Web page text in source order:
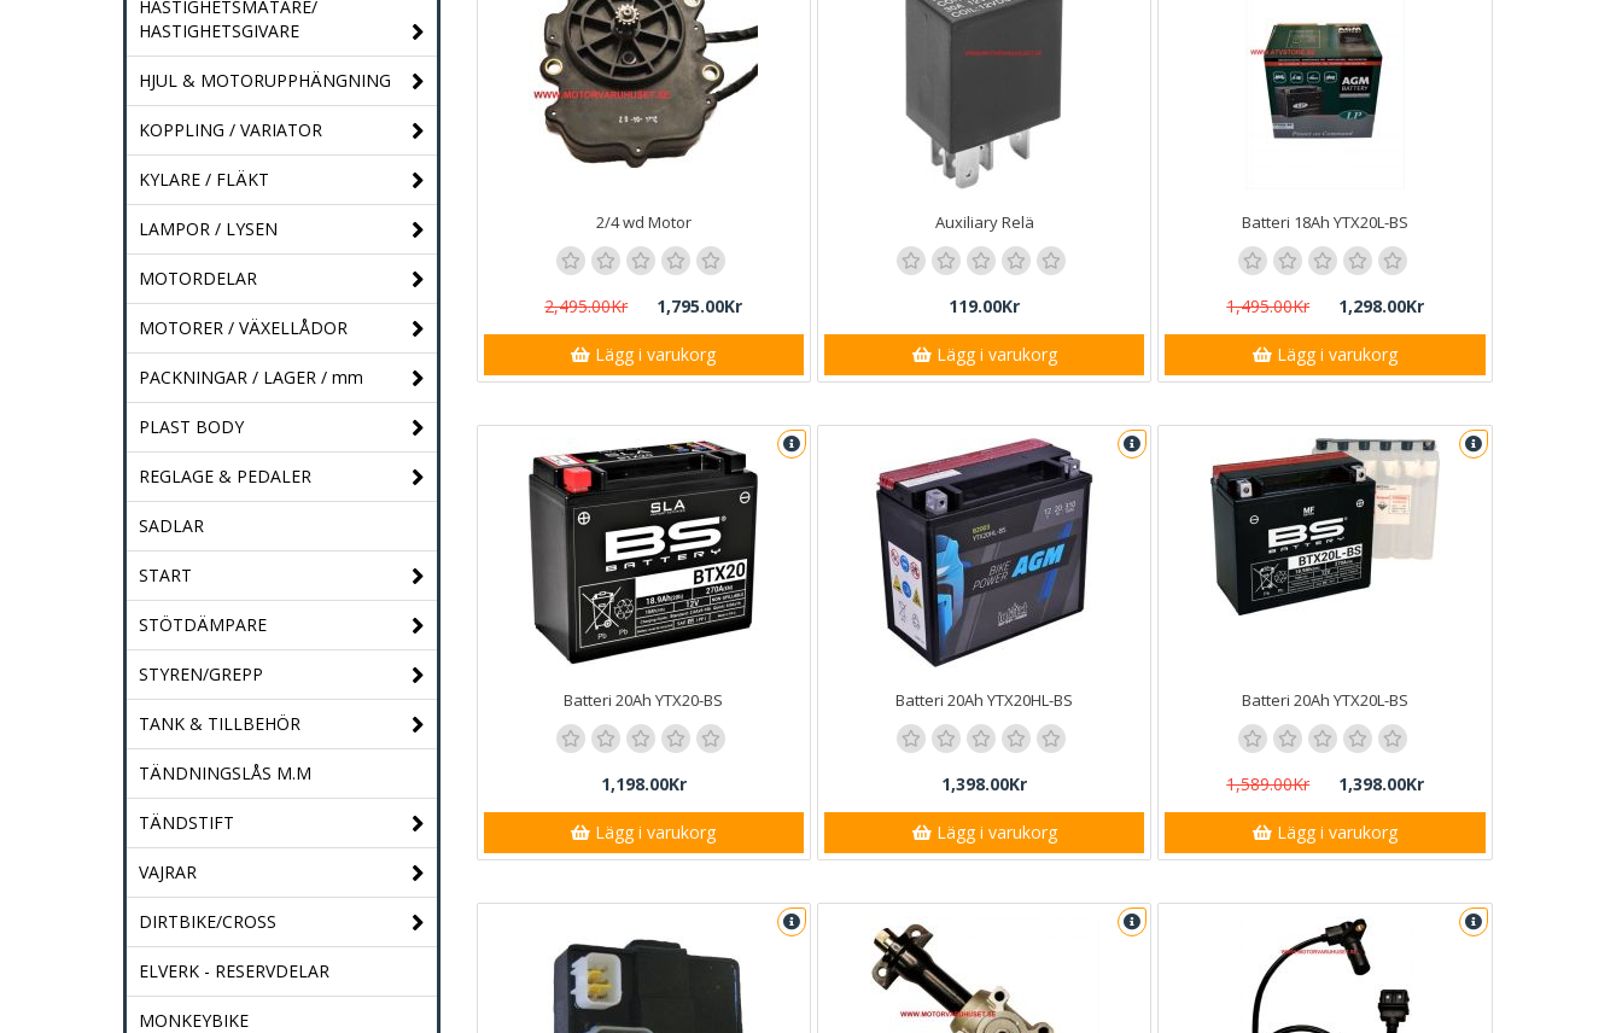
HASTIGHETSMÄTARE/
HASTIGHETSGIVARE
HJUL & MOTORUPPHÄNGNING
KOPPLING / VARIATOR
KYLARE / FLÄKT
LAMPOR / LYSEN
MOTORDELAR
MOTORER / VÄXELLÅDOR
PACKNINGAR / LAGER / mm
PLAST BODY
REGLAGE & PEDALER
SADLAR
START
STÖTDÄMPARE
STYREN/GREPP
TANK & TILLBEHÖR
TÄNDNINGSLÅS M.M
TÄNDSTIFT
VAJRAR
DIRTBIKE/CROSS
ELVERK - RESERVDELAR
MONKEYBIKE
2/4 wd Motor
2,495.00Kr 1,795.00Kr
Lägg i varukorg
Auxiliary Relä
119.00Kr
Lägg i varukorg
Batteri 18Ah YTX20L-BS
1,495.00Kr 1,298.00Kr
Lägg i varukorg
Batteri 20Ah YTX20-BS
1,198.00Kr
Lägg i varukorg
Batteri 20Ah YTX20HL-BS
1,398.00Kr
Lägg i varukorg
Batteri 20Ah YTX20L-BS
1,589.00Kr 1,398.00Kr
Lägg i varukorg